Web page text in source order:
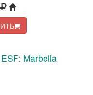
Marbella